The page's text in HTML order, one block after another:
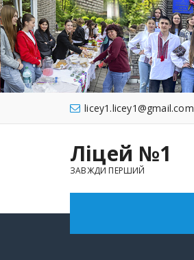
licey1.licey1@gmail.com
Ліцей №1
ЗАВЖДИ ПЕРШИЙ